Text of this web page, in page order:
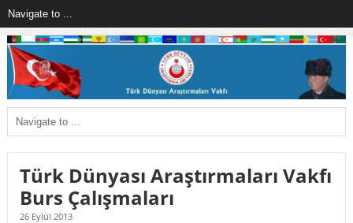
Türk Dünyası Araştırmaları Vakfı
Burs Çalışmaları
26 Eylül 2013